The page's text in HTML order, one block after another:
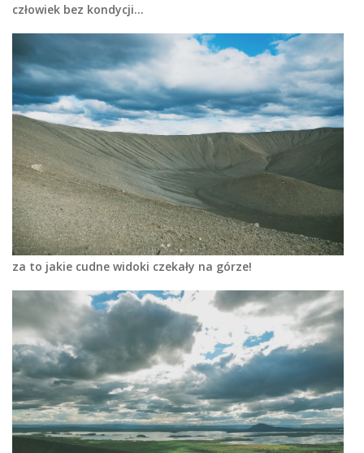
człowiek bez kondycji…
za to jakie cudne widoki czekały na górze!